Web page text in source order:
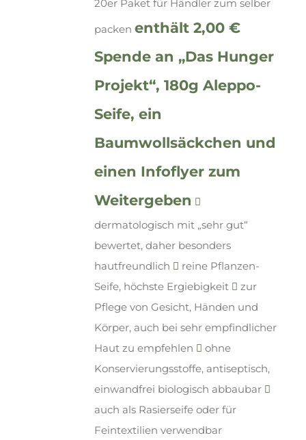
20er Paket für Händler zum selber
packenenthält 2,00 €
Spende an „Das Hunger
Projekt“, 180g Aleppo-
Seife, ein
Baumwollsäckchen und
einen Infoflyer zum
Weitergeben
dermatologisch mit „sehr gut“
bewertet, daher besonders
hautfreundlich
reine Pflanzen-
Seife, höchste Ergiebigkeit
zur
Pflege von Gesicht, Händen und
Körper, auch bei sehr empfindlicher
Haut zu empfehlen
ohne
Konservierungsstoffe, antiseptisch,
einwandfrei biologisch abbaubar
auch als Rasierseife oder für
Feintextilien verwendbar